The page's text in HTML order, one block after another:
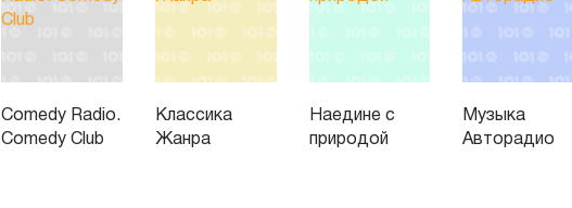
Comedy Radio.
Comedy Club
Классика
Жанра
Наедине с
природой
Музыка
Авторадио